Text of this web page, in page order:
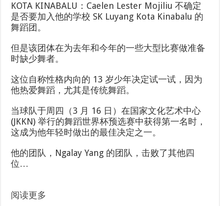
KOTA KINABALU：Caelen Lester Mojiliu 不确定
是否要加入他的学校 SK Luyang Kota Kinabalu 的
舞蹈团。
但是该团体在为去年和今年的一些大型比赛做准备
时缺少舞者。
这位自称性格内向的 13 岁少年决定试一试，因为
他热爱舞蹈，尤其是传统舞蹈。
当球队于周四（3 月 16 日）在国家文化艺术中心
(JKKN) 举行的舞蹈世界杯预选赛中获得第一名时，
这成为他年轻时做出的最佳决定之一。
他的团队，Ngalay Yang 的团队，击败了其他四
位…
阅读更多